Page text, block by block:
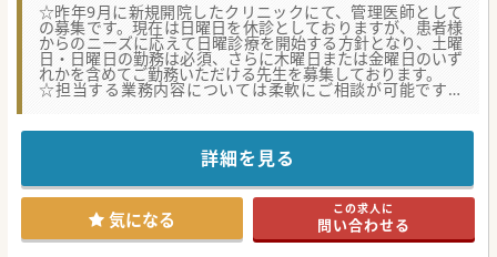
☆昨年9月に新規開院したクリニックにて、管理医師として
の募集です。現在は日曜日を休診としておりますが、患者様
からのニーズに応えて日曜診療を開始する方針となり、土曜
日・日曜日の勤務は必須、さらに木曜日または金曜日のいず
れかを含めてご勤務いただける先生を募集しております。
☆担当する業務内容については柔軟にご相談が可能です。
「皮膚科の保険診療をメインに美容施術も一部取り入れ
にする」など、先生とご相談の上で決定していきたい考えで
☆勤務時間についても柔軟にご相談いただけます。「9:00～
16:00」や「9:30～16:00」など、状況に合わせた調整が可能
です。
【職場環境と雰囲気】
■土日勤務を軸とした週3～4日勤務や、平日の勤務日数の調
詳細を見る
気になる この求人に
問い合わせる